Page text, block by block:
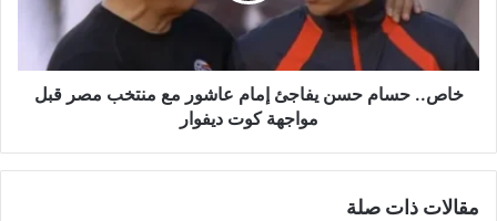
خاص.. حسام حسن يفاجئ إمام عاشور مع منتخب مصر قبل
مواجهة كوت ديفوار
مقالات ذات صلة